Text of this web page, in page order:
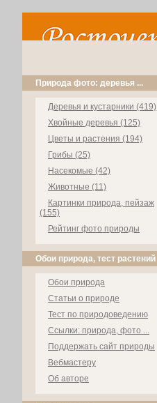
Природа фото: деревья ...
Деревья и кустарники (419)
Хвойные деревья (125)
Цветы и растения (194)
Грибы (25)
Насекомые (42)
Животные (11)
Картинки природа, пейзаж
(155)
Рейтинг фото природы
Обои природа, тест растений
Обои природа
Статьи о природе
Тест по природоведению
Ссылки: природа, фото ...
Поддержать сайт природы
Вебмастеру
Об авторе